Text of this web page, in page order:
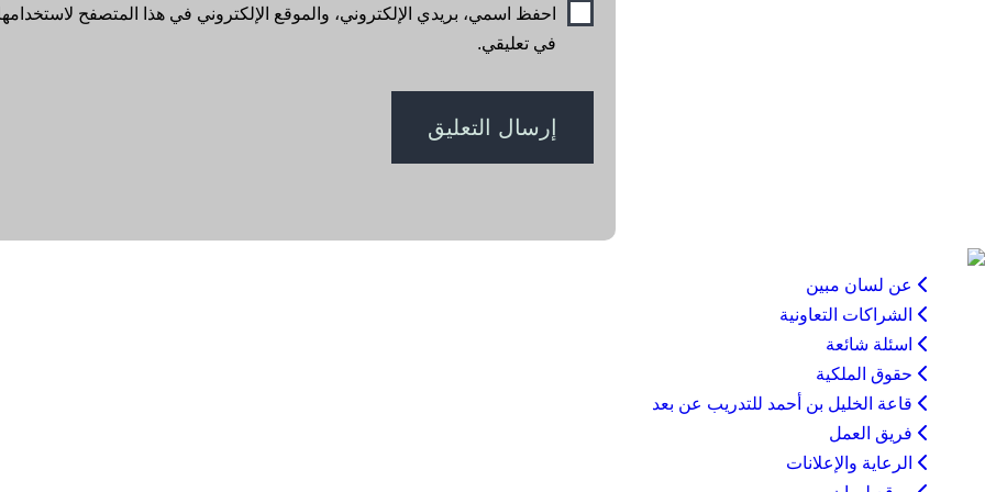
احفظ اسمي، بريدي الإلكتروني، والموقع الإلكتروني في هذا المتصفح
في تعليقي.
عن لسان مبين
الشراكات التعاونية
اسئلة شائعة
حقوق الملكية
قاعة الخليل بن أحمد للتدريب عن بعد
فريق العمل
الرعاية والإعلانات